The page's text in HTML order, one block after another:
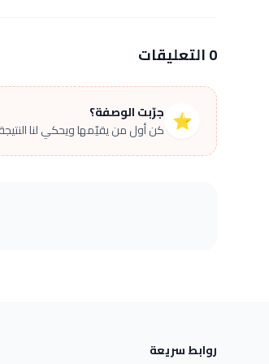
0 التعليقات
⭐ جرّبت الوصفة؟
كن أول من يقيّمها ويحكي لنا
روابط سريعة